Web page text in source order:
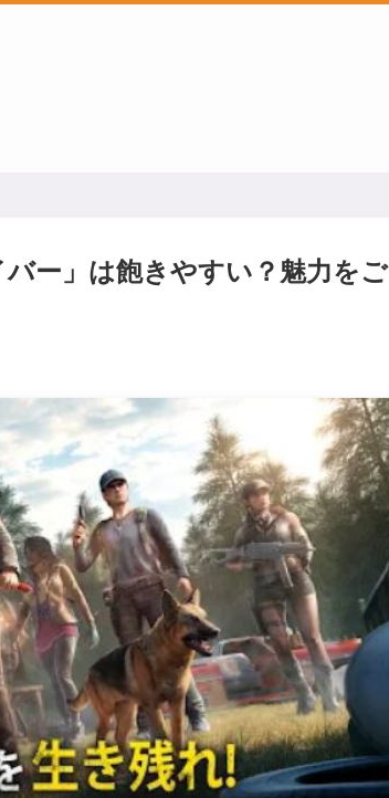
ー」は飽きやすい？魅力をご